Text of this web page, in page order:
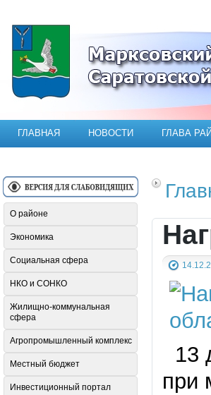
Официальный сайт
ГЛАВНАЯ НОВОСТИ ГЛАВА
13
при
О районе
Экономика
Социальная сфера
НКО и СОНКО
Жилищно-коммунальная
сфера
Агропромышленный комплекс
Местный бюджет
Инвестиционный портал